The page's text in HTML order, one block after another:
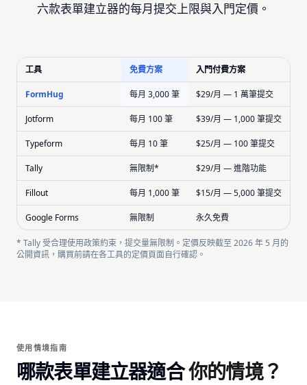
六款表單建立器的每月提交上限與入門定價。
工具 免費方案 入門付費方案
FormHug 每月 3,000 筆 $29/月 — 1 萬筆提交
Jotform 每月 100 筆 $39/月 — 1,000 筆提交
Typeform 每月 10 筆 $25/月 — 100 筆提交
Tally 無限制* $29/月 — 進階功能
Fillout 每月 1,000 筆 $15/月 — 5,000 筆提交
Google Forms 無限制 永久免費
* Tally 受合理使用政策約束，提交量無限制。定價反映截至 2026 年 5 月的
公開資訊，購買前請在各工具的定價頁面自行確認。
使用情境指南
哪款表單建立器適合你的情境？